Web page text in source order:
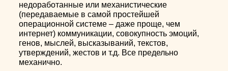
недоработанные или механистические
(передаваемые в самой простейшей
операционной системе – даже проще, чем
интернет) коммуникации, совокупность эмоций,
генов, мыслей, высказываний, текстов,
утверждений, жестов и т.д. Все предельно
механично.